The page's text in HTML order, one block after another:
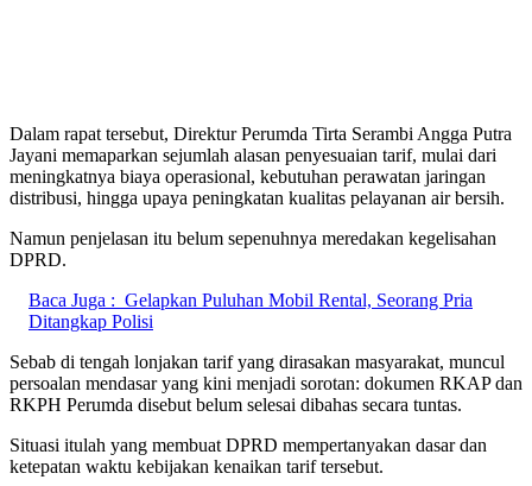
Dalam rapat tersebut, Direktur Perumda Tirta Serambi Angga Putra
Jayani memaparkan sejumlah alasan penyesuaian tarif, mulai dari
meningkatnya biaya operasional, kebutuhan perawatan jaringan
distribusi, hingga upaya peningkatan kualitas pelayanan air bersih.
Namun penjelasan itu belum sepenuhnya meredakan kegelisahan
DPRD.
Baca Juga : Gelapkan Puluhan Mobil Rental, Seorang Pria
Ditangkap Polisi
Sebab di tengah lonjakan tarif yang dirasakan masyarakat, muncul
persoalan mendasar yang kini menjadi sorotan: dokumen RKAP dan
RKPH Perumda disebut belum selesai dibahas secara tuntas.
Situasi itulah yang membuat DPRD mempertanyakan dasar dan
ketepatan waktu kebijakan kenaikan tarif tersebut.